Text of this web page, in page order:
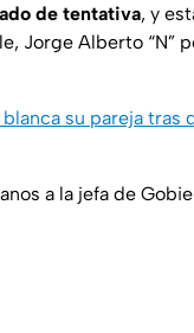
de tentativa, y
Jorge Alberto “N”
su pareja tras
a la jefa de